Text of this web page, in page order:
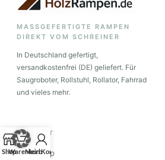
MASSGEFERTIGTE RAMPEN
DIREKT VOM SCHREINER
In Deutschland gefertigt,
versandkostenfrei (DE) geliefert. Für
Saugroboter, Rollstuhl, Rollator, Fahrrad
und vieles mehr.
KONTAKT
WhatsApp
ShopWarenkorb
Mein Konto